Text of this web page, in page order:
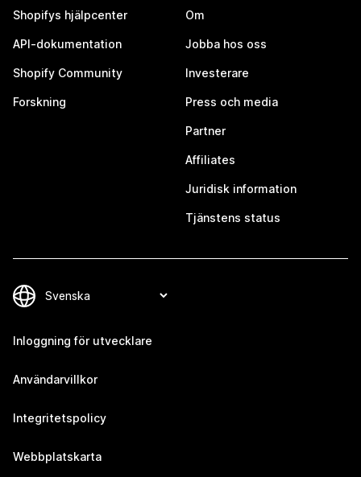
Shopifys hjälpcenter
API-dokumentation
Shopify Community
Forskning
Om
Jobba hos oss
Investerare
Press och media
Partner
Affiliates
Juridisk information
Tjänstens status
Inloggning för utvecklare
Användarvillkor
Integritetspolicy
Webbplatskarta